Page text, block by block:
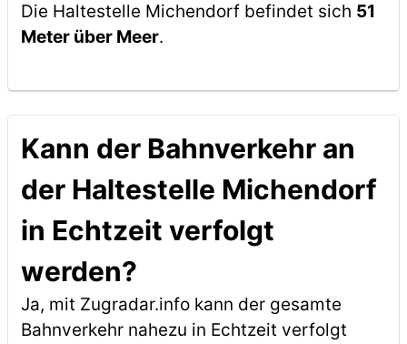
Die Haltestelle Michendorf befindet sich 51
Meter über Meer.
Kann der Bahnverkehr an
der Haltestelle Michendorf
in Echtzeit verfolgt
werden?
Ja, mit Zugradar.info kann der gesamte
Bahnverkehr nahezu in Echtzeit verfolgt